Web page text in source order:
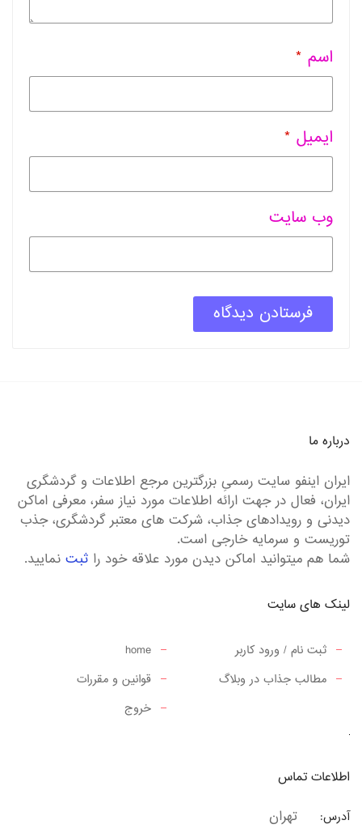
اسم *
ایمیل *
وب سایت
درباره ما
ایران اینفو سایت رسمیِ بزرگترین مرجع اطلاعات و گردشگری
ایران، فعال در جهت ارائه اطلاعات مورد نیاز سفر، معرفی اماکن
دیدنی و رویدادهای جذاب، شرکت های معتبر گردشگری، جذب
توریست و سرمایه خارجی است.
شما هم میتوانید اماکن دیدن مورد علاقه خود را ثبت نمایید.
لینک های سایت
home
ثبت نام / ورود کاربر
قوانین و مقررات
مطالب جذاب در وبلاگ
خروج
اطلاعات تماس
آدرس: تهران